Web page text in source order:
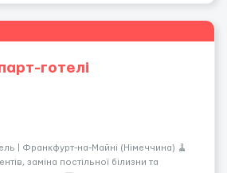
готелі
| Франкфурт-на-Майні (Німеччина) 🧹
заміна постільної білизни та